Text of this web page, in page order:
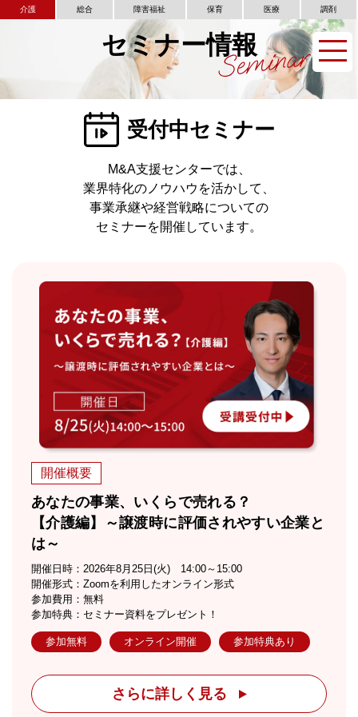
介護 総合 障害福祉 保育 医療 調剤
セミナー情報
受付中セミナー
M&A支援センターでは、
業界特化のノウハウを活かして、
事業承継や経営戦略についての
セミナーを開催しています。
開催概要
あなたの事業、いくらで売れる？
【介護編】～譲渡時に評価されやすい企業と
は～
開催日時：2026年8月25日(火) 14:00～15:00
開催形式：Zoomを利用したオンライン形式
参加費用：無料
参加特典：セミナー資料をプレゼント！
参加無料 オンライン開催 参加特典あり
さらに詳しく見る